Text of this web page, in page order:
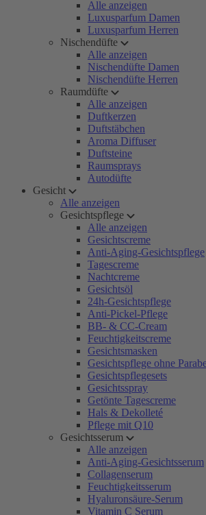
Alle anzeigen
Luxusparfum Damen
Luxusparfum Herren
Nischendüfte
Alle anzeigen
Nischendüfte Damen
Nischendüfte Herren
Raumdüfte
Alle anzeigen
Duftkerzen
Duftstäbchen
Aroma Diffuser
Duftsteine
Raumsprays
Autodüfte
Gesicht
Alle anzeigen
Gesichtspflege
Alle anzeigen
Gesichtscreme
Anti-Aging-Gesichtspflege
Tagescreme
Nachtcreme
Gesichtsöl
24h-Gesichtspflege
Anti-Pickel-Pflege
BB- & CC-Cream
Feuchtigkeitscreme
Gesichtsmasken
Gesichtspflege ohne
Gesichtspflegesets
Gesichtsspray
Getönte Tagescreme
Hals & Dekolleté
Pflege mit Q10
Gesichtsserum
Alle anzeigen
Anti-Aging-Gesichtsserum
Collagenserum
Feuchtigkeitsserum
Hyaluronsäure-Serum
Vitamin C Serum